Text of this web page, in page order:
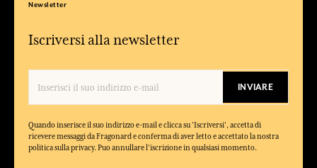
Newsletter
Iscriversi alla newsletter
INVIARE
Quando inserisce il suo indirizzo e-mail e clicca su 'Iscriversi', accetta di
ricevere messaggi da Fragonard e conferma di aver letto e accettato la nostra
politica sulla privacy. Puo annullare l'iscrizione in qualsiasi momento.